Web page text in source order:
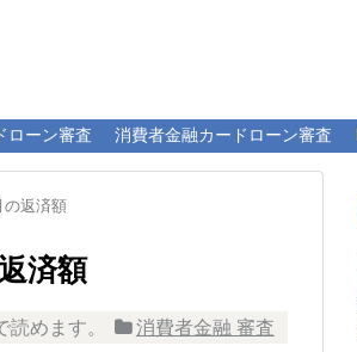
ローン審査 消費者金融カードローン審査
の返済額
済額
読めます。 消費者金融 審査